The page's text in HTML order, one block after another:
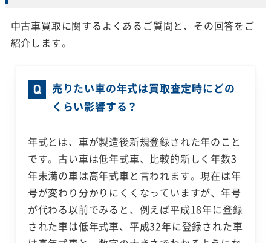
中古車買取に関するよくあるご質問と、その回答をご
紹介します。
売りたい車の年式は買取査定時にどの
くらい影響する？
年式とは、車が製造後新規登録された年のこと
です。古い車は低年式車、比較的新しく年数3
年未満の車は高年式車と言われます。現在は年
号が変わり分かりにくくなっていますが、年号
が代わる以前でみると、例えば平成18年に登録
された車は低年式車、平成32年に登録された車